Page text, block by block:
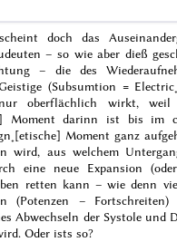
doch das
– so wie aber dieß
– die des
(Subsumtion =
oberflächlich wirkt,
Moment darinn ist bis im
Moment ganz
wird, aus welchem
eine neue Expansion
retten kann – wie denn
(Potenzen –
Abwechseln der Systole und
Oder ists so?